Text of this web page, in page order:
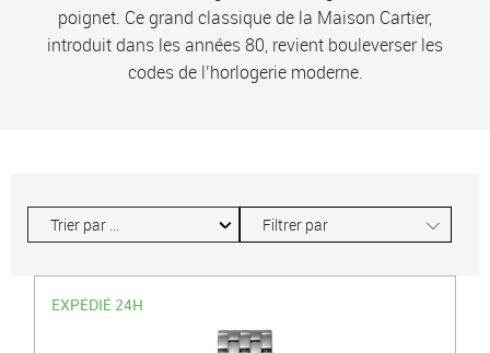
poignet. Ce grand classique de la Maison Cartier,
introduit dans les années 80, revient bouleverser les
codes de l’horlogerie moderne.
Filtrer par ∟
EXPÉDIÉ 24H